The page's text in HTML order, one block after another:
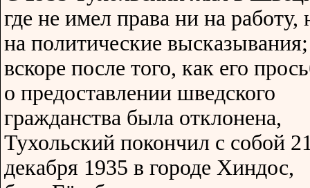
где не имел права ни на работу,
на политические высказывания;
вскоре после того, как его
о предоставлении шведского
гражданства была отклонена,
Тухольский покончил с собой
декабря 1935 в городе Хиндос,